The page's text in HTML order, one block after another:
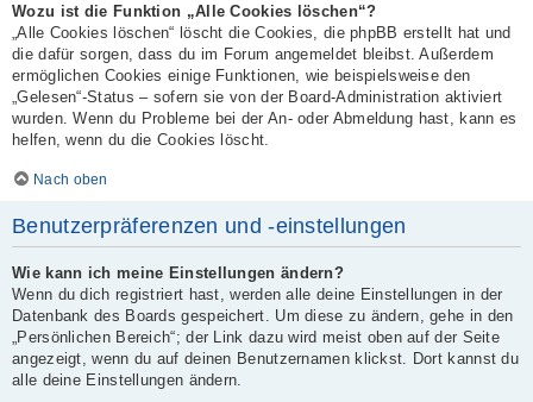
Wozu ist die Funktion „Alle Cookies löschen“?
„Alle Cookies löschen“ löscht die Cookies, die phpBB erstellt hat und
die dafür sorgen, dass du im Forum angemeldet bleibst. Außerdem
ermöglichen Cookies einige Funktionen, wie beispielsweise den
„Gelesen“-Status – sofern sie von der Board-Administration aktiviert
wurden. Wenn du Probleme bei der An- oder Abmeldung hast, kann es
helfen, wenn du die Cookies löscht.
Nach oben
Benutzerpräferenzen und -einstellungen
Wie kann ich meine Einstellungen ändern?
Wenn du dich registriert hast, werden alle deine Einstellungen in der
Datenbank des Boards gespeichert. Um diese zu ändern, gehe in den
„Persönlichen Bereich“; der Link dazu wird meist oben auf der Seite
angezeigt, wenn du auf deinen Benutzernamen klickst. Dort kannst du
alle deine Einstellungen ändern.